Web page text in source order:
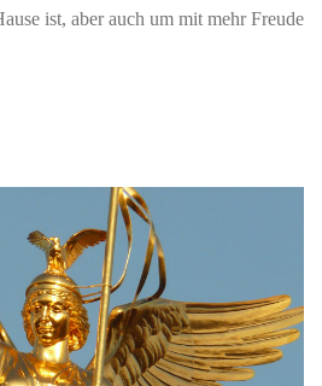
ist, aber auch um mit mehr Freude